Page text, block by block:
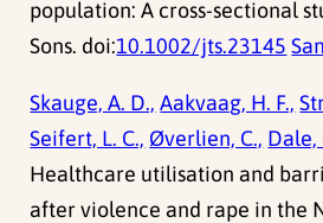
population: A cross-sectional
Sons. doi:10.1002/jts.23145
Skauge, A. D., Aakvaag, H. F.,
Seifert, L. C., Øverlien, C., Dale,
Healthcare utilisation and
after violence and rape in the